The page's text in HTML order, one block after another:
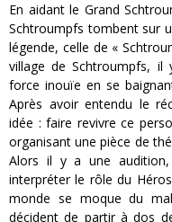
En aidant le Grand
Schtroumpfs tombent sur
légende, celle de «
village de Schtroumpfs,
force inouïe en se
Après avoir entendu le
idée : faire revivre ce
organisant une pièce de
Alors il y a une
interpréter le rôle du
monde se moque du
décident de partir à dos